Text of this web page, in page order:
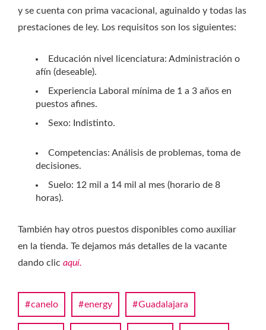
y se cuenta con prima vacacional, aguinaldo y todas las
prestaciones de ley. Los requisitos son los siguientes:
Educación nivel licenciatura: Administración o
afín (deseable).
Experiencia Laboral mínima de 1 a 3 años en
puestos afines.
Sexo: Indistinto.
Competencias: Análisis de problemas, toma de
decisiones.
Suelo: 12 mil a 14 mil al mes (horario de 8
horas).
También hay otros puestos disponibles como auxiliar
en la tienda. Te dejamos más detalles de la vacante
dando clic aquí.
canelo energy Guadalajara